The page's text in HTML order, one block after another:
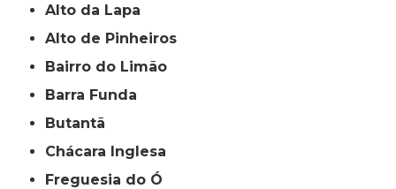
Alto da Lapa
Alto de Pinheiros
Bairro do Limão
Barra Funda
Butantã
Chácara Inglesa
Freguesia do Ó